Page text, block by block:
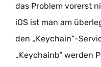
das Problem vorerst
iOS ist man am
den „Keychain“-
„Keychainb“ werden